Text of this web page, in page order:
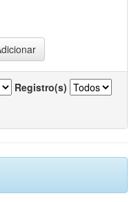
Registro(s)